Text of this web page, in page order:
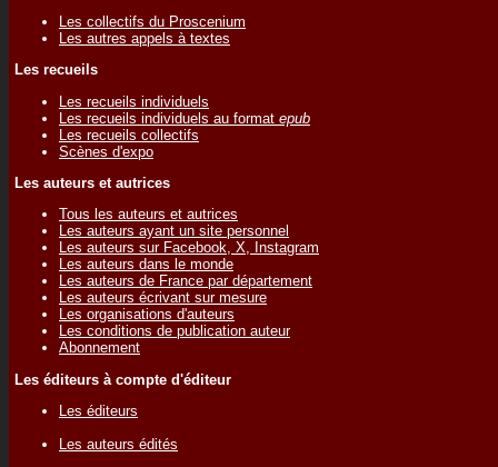
Les collectifs du Proscenium
Les autres appels à textes
Les recueils
Les recueils individuels
Les recueils individuels au format epub
Les recueils collectifs
Scènes d'expo
Les auteurs et autrices
Tous les auteurs et autrices
Les auteurs ayant un site personnel
Les auteurs sur Facebook, X, Instagram
Les auteurs dans le monde
Les auteurs de France par département
Les auteurs écrivant sur mesure
Les organisations d'auteurs
Les conditions de publication auteur
Abonnement
Les éditeurs à compte d'éditeur
Les éditeurs
Les auteurs édités